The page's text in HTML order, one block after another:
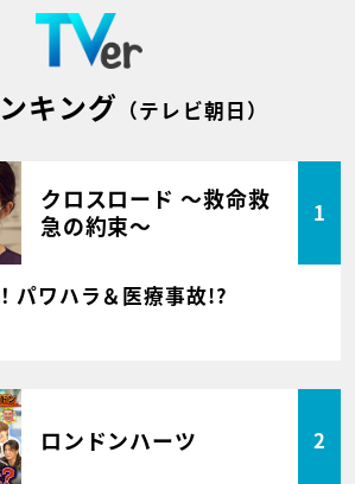
キング （テレビ朝日）
クロスロード ～救命救
急の約束～
1
パワハラ＆医療事故!?
ロンドンハーツ 2